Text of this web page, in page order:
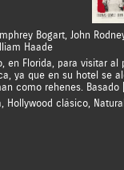
Bogart, John
Haade
en Florida, para visitar al
ya que en su hotel se
como rehenes. Basado
, Hollywood clásico,